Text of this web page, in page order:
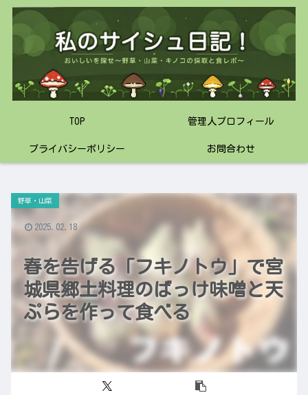
TOP 管理人プロフィール
プライバシーポリシー お問合わせ
春を告げる「フキノトウ」で宮
城県郷土料理のばっけ味噌と天
ぷらを作って食べる
野草・山菜
2025.02.18